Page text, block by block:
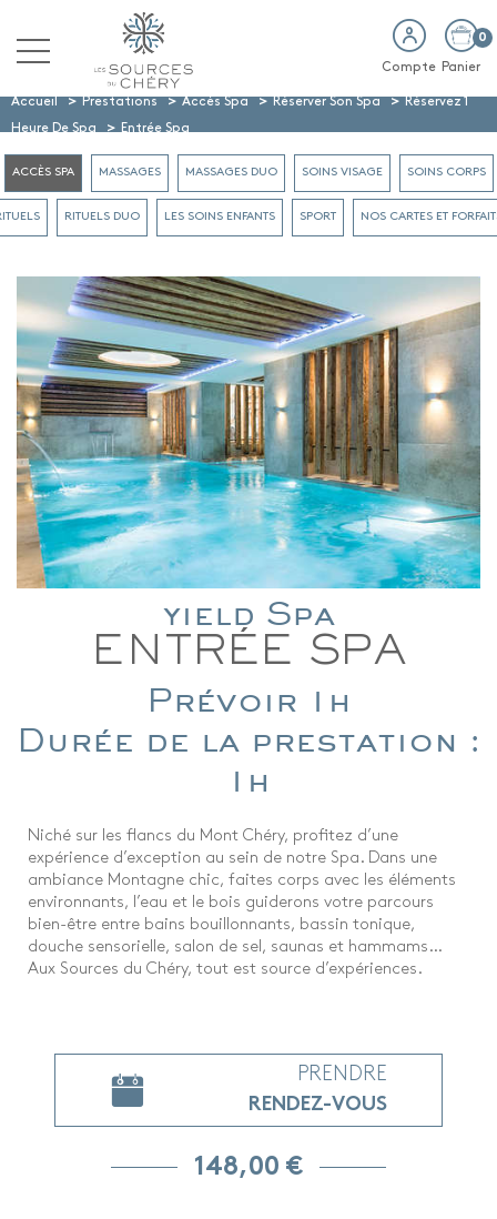
Compte
0
Panier
Accueil > Prestations > Accès Spa > Réserver Son Spa > Réservez 1
Heure De Spa
> Entrée Spa
ACCÈS SPA MASSAGES MASSAGES DUO SOINS VISAGE SOINS CORPS
RITUELS DUO LES SOINS ENFANTS SPORT NOS CARTES ET
yield Spa
ENTRÉE SPA
Prévoir 1h
Durée de la prestation :
1h
Niché sur les flancs du Mont Chéry, profitez d’une
expérience d’exception au sein de notre Spa. Dans une
ambiance Montagne chic, faites corps avec les éléments
environnants, l’eau et le bois guiderons votre parcours
bien-être entre bains bouillonnants, bassin tonique,
douche sensorielle, salon de sel, saunas et hammams…
Aux Sources du Chéry, tout est source d’expériences.
PRENDRE
RENDEZ-VOUS
148,00 €